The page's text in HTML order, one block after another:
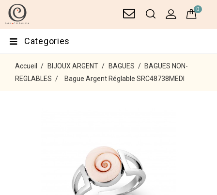
0
Categories
Accueil BIJOUX ARGENT BAGUES
BAGUES NON-
REGLABLES
Bague Argent Réglable SRC48738MEDI